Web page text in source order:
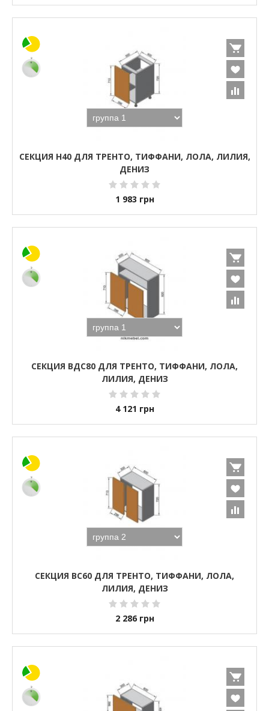
СЕКЦИЯ Н40 ДЛЯ ТРЕНТО, ТИФФАНИ, ЛОЛА, ЛИЛИЯ,
ДЕНИЗ
1 983 грн
СЕКЦИЯ ВДС80 ДЛЯ ТРЕНТО, ТИФФАНИ, ЛОЛА,
ЛИЛИЯ, ДЕНИЗ
4 121 грн
СЕКЦИЯ ВС60 ДЛЯ ТРЕНТО, ТИФФАНИ, ЛОЛА,
ЛИЛИЯ, ДЕНИЗ
2 286 грн